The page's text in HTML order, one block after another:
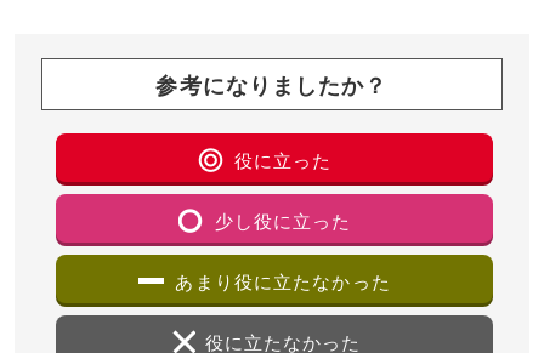
参考になりましたか？
役に立った
少し役に立った
あまり役に立たなかった
役に立たなかった